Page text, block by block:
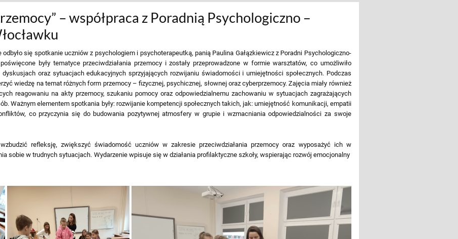
– współpraca z Poradnią Psychologiczno –
odbyło się spotkanie uczniów z psychologiem i psychoterapeutką, panią Paulina Gałązkiewicz z Poradni Psychologiczno-
były tematyce przeciwdziałania przemocy i zostały przeprowadzone w formie warsztatów, co umożliwiło
oraz sytuacjach edukacyjnych sprzyjających rozwijaniu świadomości i umiejętności społecznych. Podczas
wiedzę na temat różnych form przemocy – fizycznej, psychicznej, słownej oraz cyberprzemocy. Zajęcia miały również
reagowaniu na akty przemocy, szukaniu pomocy oraz odpowiedzialnemu zachowaniu w sytuacjach zagrażających
Ważnym elementem spotkania były: rozwijanie kompetencji społecznych takich, jak: umiejętność komunikacji, empatii
co przyczynia się do budowania pozytywnej atmosfery w grupie i wzmacniania odpowiedzialności za swoje
refleksję, zwiększyć świadomość uczniów w zakresie przeciwdziałania przemocy oraz wyposażyć ich w
sobie w trudnych sytuacjach. Wydarzenie wpisuje się w działania profilaktyczne szkoły, wspierając rozwój emocjonalny